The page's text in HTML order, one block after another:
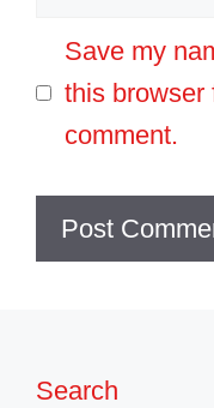
Save my
this browser
comment.
Search